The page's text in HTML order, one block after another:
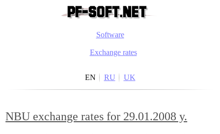
Software
Exchange rates
EN RU UK
NBU exchange rates for 29.01.2008 y.